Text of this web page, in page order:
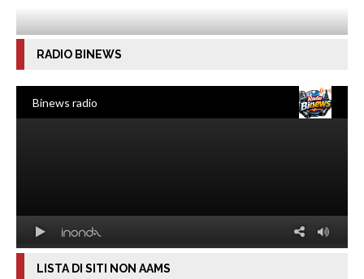
RADIO BINEWS
LISTA DI SITI NON AAMS